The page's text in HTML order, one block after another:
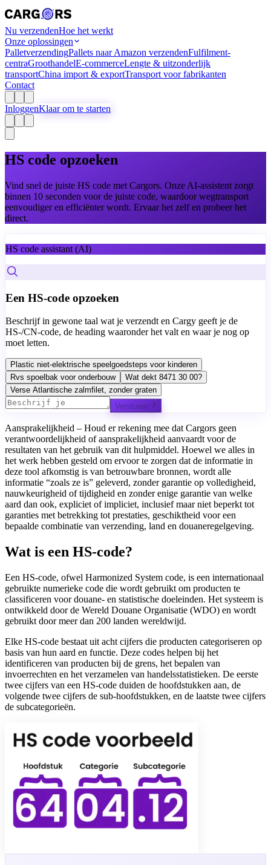
Nu verzendenHoe het werkt
Onze oplossingen
PalletverzendingPallets naar Amazon verzendenFulfilment-
centraGroothandelE-commerceLengte & uitzonderlijk
transportChina import & exportTransport voor fabrikanten
Contact
InloggenKlaar om te starten
HS code opzoeken
Vind snel de juiste HS code met Cargors. Onze AI-assistent zorgt
binnen 10 seconden voor de juiste code, waardoor wegtransport
eenvoudiger en efficiënter wordt. Ervaar het zelf en probeer het
direct.
HS code assistant (AI)
Een HS-code opzoeken
Beschrijf in gewone taal wat je verzendt en Cargy geeft je de
HS-/CN-code, de heading waaronder het valt en waar je nog op
moet letten.
Plastic niet-elektrische speelgoedsteps voor kinderen
Rvs spoelbak voor onderbouw
Wat dekt 8471 30 00?
Verse Atlantische zalmfilet, zonder graten
Versturen
Aansprakelijkheid – Houd er rekening mee dat Cargors geen
verantwoordelijkheid of aansprakelijkheid aanvaardt voor de
resultaten van het gebruik van dit hulpmiddel. Hoewel we alles in
het werk hebben gesteld om ervoor te zorgen dat de informatie in
deze tool afkomstig is van betrouwbare bronnen, wordt alle
informatie “zoals ze is” geleverd, zonder garantie op volledigheid,
nauwkeurigheid of tijdigheid en zonder enige garantie van welke
aard dan ook, expliciet of impliciet, inclusief maar niet beperkt tot
garanties met betrekking tot prestaties, geschiktheid voor een
bepaalde combinatie van verzending, land en douaneregelgeving.
Wat is een HS-code?
Een HS-code, ofwel Harmonized System code, is een internationaal
gebruikte numerieke code die wordt gebruikt om producten te
classificeren voor douane- en statistische doeleinden. Het systeem is
ontwikkeld door de Wereld Douane Organisatie (WDO) en wordt
gebruikt door meer dan 200 landen wereldwijd.
Elke HS-code bestaat uit acht cijfers die producten categoriseren op
basis van hun aard en functie. Deze codes helpen bij het
identificeren van producten bij de grens, het bepalen van
invoerrechten en het verzamelen van handelsstatistieken. De eerste
twee cijfers van een HS-code duiden de hoofdstukken aan, de
volgende twee cijfers de sub-hoofdstukken, en de laatste twee cijfers
de subcategorieën.